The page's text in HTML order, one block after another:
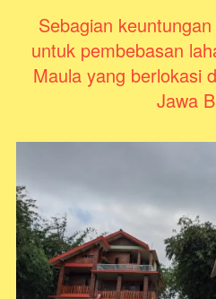
Sebagian
untuk pembebasan
Maula yang berlokasi
Jawa